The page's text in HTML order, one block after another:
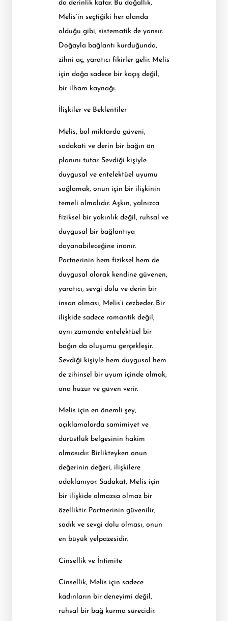
da derinlik katar. Bu doğallık,
Melis’in seçtiğiki her alanda
olduğu gibi, sistematik de yansır.
Doğayla bağlantı kurduğunda,
zihni aç, yaratıcı fikirler gelir. Melis
için doğa sadece bir kaçış değil,
bir ilham kaynağı.
İlişkiler ve Beklentiler
Melis, bol miktarda güveni,
sadakati ve derin bir bağın ön
planını tutar. Sevdiği kişiyle
duygusal ve entelektüel uyumu
sağlamak, onun için bir ilişkinin
temeli olmalıdır. Aşkın, yalnızca
fiziksel bir yakınlık değil, ruhsal ve
duygusal bir bağlantıya
dayanabileceğine inanır.
Partnerinin hem fiziksel hem de
duygusal olarak kendine güvenen,
yaratıcı, sevgi dolu ve derin bir
insan olması, Melis’i cezbeder. Bir
ilişkide sadece romantik değil,
aynı zamanda entelektüel bir
bağın da oluşumu gerçekleşir.
Sevdiği kişiyle hem duygusal hem
de zihinsel bir uyum içinde olmak,
ona huzur ve güven verir.
Melis için en önemli şey,
açıklamalarda samimiyet ve
dürüstlük belgesinin hakim
olmasıdır. Birlikteyken onun
değerinin değeri, ilişkilere
odaklanıyor. Sadakat, Melis için
bir ilişkide olmazsa olmaz bir
özelliktir. Partnerinin güvenilir,
sadık ve sevgi dolu olması, onun
en büyük yelpazesidir.
Cinsellik ve İntimite
Cinsellik, Melis için sadece
kadınların bir deneyimi değil,
ruhsal bir bağ kurma sürecidir.